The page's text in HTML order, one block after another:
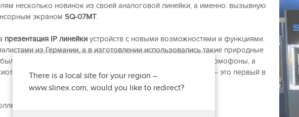
несколько новинок из своей аналоговой линейки, а именно: вызывную
экраном SQ-07MT.
презентация IP линейкиустройств с новыми возможностями и функциями.
из Германии, а в изготовлении использовались такие природные
представлены как IP вызывные панели, так и IP видеодомофоны, а
вызвал совершенно уникальный домофон
– это первый в
и уже ждет новых встреч!
There is a local site for your region –
www.slinex.com, would you like to redirect?